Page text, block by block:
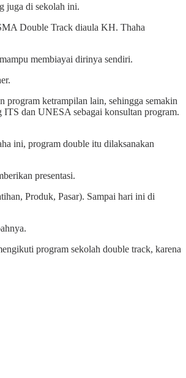
juga di sekolah ini.
Double Track diaula KH. Thaha
membiayai dirinya sendiri.
program ketrampilan lain, sehingga semakin
dan UNESA sebagai konsultan program.
ini, program double itu dilaksanakan
presentasi.
Produk, Pasar). Sampai hari ini di
program sekolah double track, karena